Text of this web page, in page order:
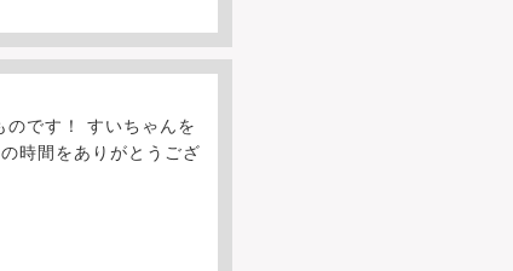
です！ すいちゃんを
時間をありがとうござ